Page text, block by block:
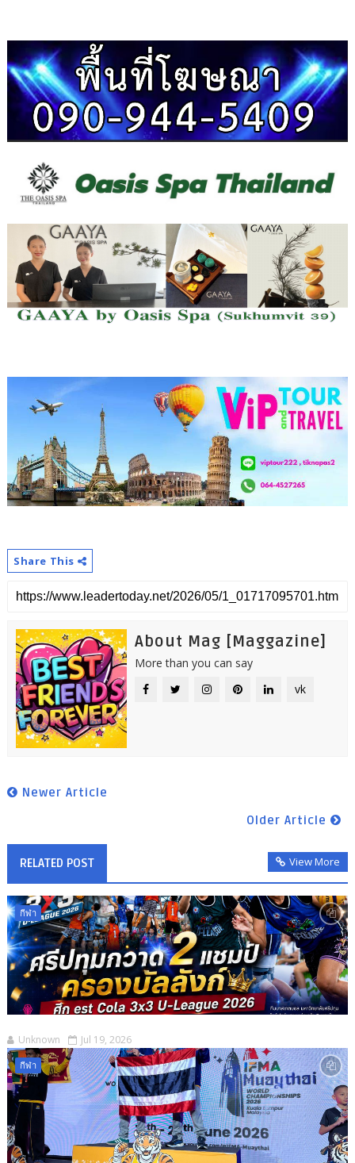
Share This
About Mag [Maggazine]
More than you can say
vk
Newer Article
Older Article
RELATED POST View More
กีฬา
Unknown Jul 19, 2026
กีฬา